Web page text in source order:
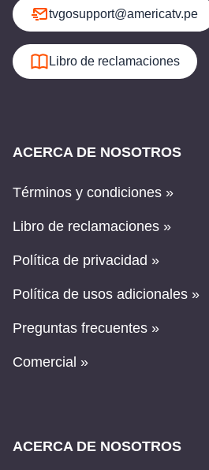
tvgosupport@americatv.pe
Libro de reclamaciones
ACERCA DE NOSOTROS
Términos y condiciones »
Libro de reclamaciones »
Política de privacidad »
Política de usos adicionales »
Preguntas frecuentes »
Comercial »
ACERCA DE NOSOTROS